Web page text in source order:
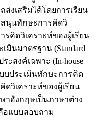
งเสริมได้โดยการเรียน
นุนทักษะการคิดวิ
รคิดวิเคราะห์ของผู้เรียน
มินมาตรฐาน (Standard
ระสงค์เฉพาะ (In-house
บบประเมินทักษะการคิด
ดวิเคราะห์ของผู้เรียน
าอังกฤษเป็นภาษาต่าง
อแบบสอบถาม